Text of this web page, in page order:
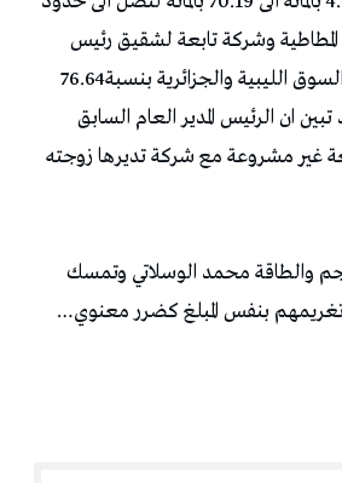
المطاطية وشركة تابعة لشقيق رئيس
الحكومة الاسبق من 14.38 بالمائة الى 60.63 بالمائة منفردة بالتصدير الى السوق الليبية والجزائرية بنسبة76.64
ان الرئيس المدير العام السابق
غير مشروعة مع شركة تديرها زوجته
والطاقة محمد الوسلاتي وتمسك